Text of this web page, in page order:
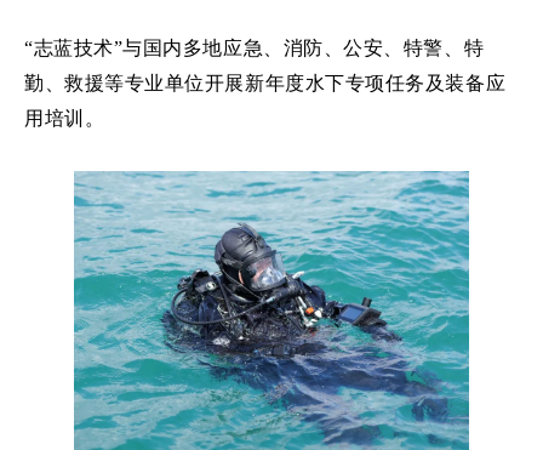
“志蓝技术”与国内多地应急、消防、公安、特警、特
勤、救援等专业单位开展新年度水下专项任务及装备应
用培训。